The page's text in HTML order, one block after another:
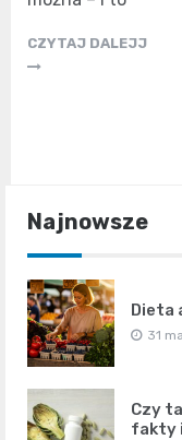
CZYTAJ DALEJJ
Najnowsze
Dieta
31
Czy
fakty